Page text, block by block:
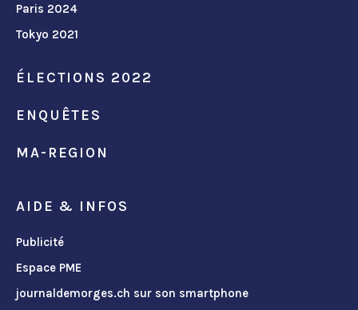
Paris 2024
Tokyo 2021
ÉLECTIONS 2022
ENQUÊTES
MA-REGION
AIDE & INFOS
Publicité
Espace PME
journaldemorges.ch sur son smartphone